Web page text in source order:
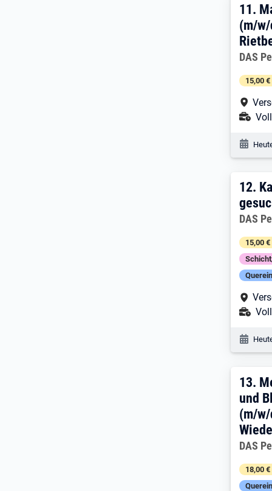
11.
11.
(m/
DAS
15,00
12.
12.
DAS
15,00
13.
13.
und
(m/
DAS
18,00